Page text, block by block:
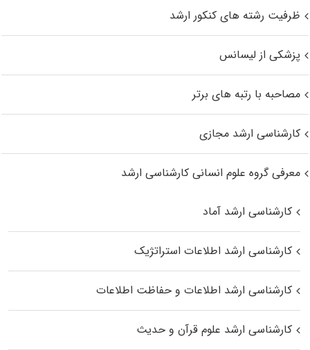
ظرفیت رشته های کنکور ارشد
پزشکی از لیسانس
مصاحبه با رتبه های برتر
کارشناسی ارشد مجازی
معرفی گروه علوم انسانی کارشناسی ارشد
کارشناسی ارشد آماد
کارشناسی ارشد اطلاعات استراتژیک
کارشناسی ارشد اطلاعات و حفاظت اطلاعات
کارشناسی ارشد علوم قرآن و حدیث